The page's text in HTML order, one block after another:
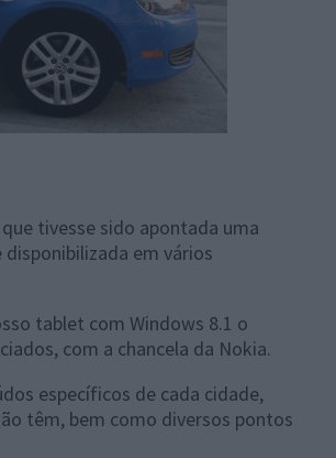
tivesse sido apontada uma
em vários
tablet com Windows 8.1 o
com a chancela da Nokia.
específicos de cada cidade,
têm, bem como diversos pontos